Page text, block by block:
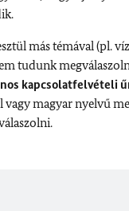
más témával (pl.
tudunk
kapcsolatfelvételi
magyar nyelvű